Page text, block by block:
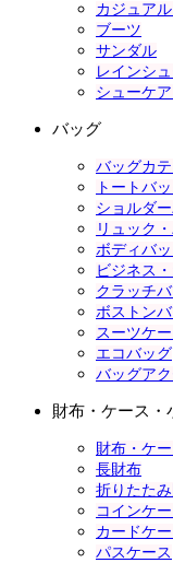
カジュア
ブーツ
サンダル
レインシ
シューケ
バッグ
バッグカ
トートバ
ショルダ
リュック
ボディバ
ビジネス
クラッチ
ボストン
スーツケ
エコバッグ
バッグア
財布・ケース・
財布・ケ
長財布
折りたた
コインケ
カードケー
パスケース